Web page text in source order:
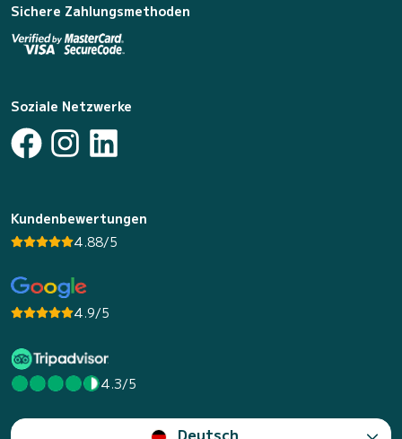
Sichere Zahlungsmethoden
Soziale Netzwerke
Kundenbewertungen
4.88/5
4.9/5
4.3/5
Deutsch